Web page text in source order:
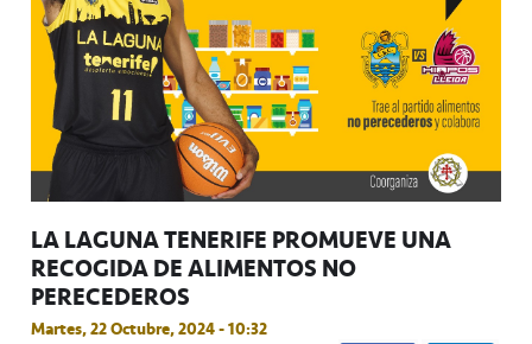
LA LAGUNA TENERIFE PROMUEVE UNA
RECOGIDA DE ALIMENTOS NO
PERECEDEROS
Martes, 22 Octubre, 2024 - 10:32